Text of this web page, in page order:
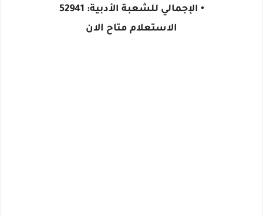
• الإجمالي للشعبة الأدبية: 52941
الاستعلام متاح الان